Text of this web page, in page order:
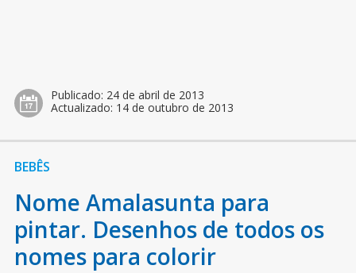
Publicado: 24 de abril de 2013
Actualizado: 14 de outubro de 2013
BEBÊS
Nome Amalasunta para
pintar. Desenhos de todos os
nomes para colorir